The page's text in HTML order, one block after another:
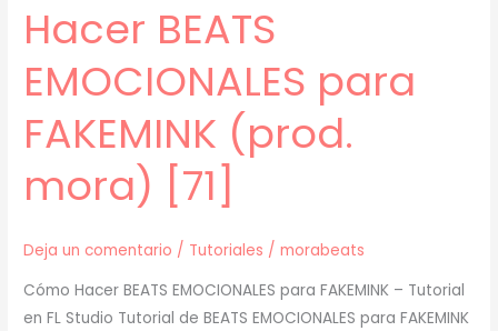
Hacer BEATS
EMOCIONALES para
FAKEMINK (prod.
mora) [71]
Deja un comentario / Tutoriales /morabeats
Cómo Hacer BEATS EMOCIONALES para FAKEMINK – Tutorial
en FL Studio Tutorial de BEATS EMOCIONALES para FAKEMINK